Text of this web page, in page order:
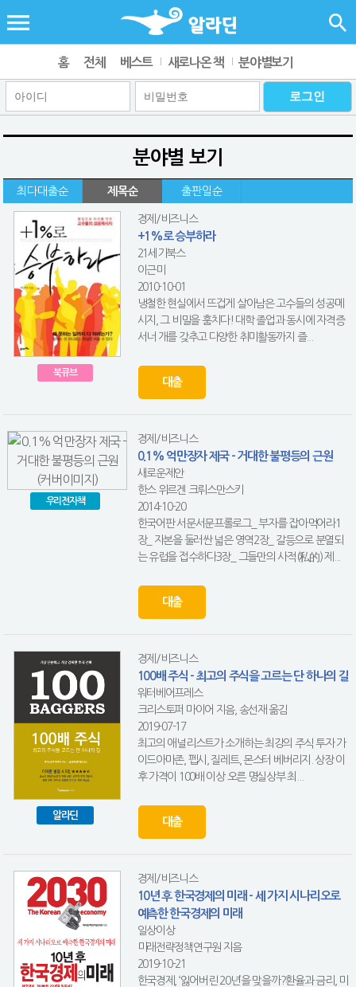
홈 전체 베스트 새로나온 책 분야별보기
분야별 보기
최다대출순 제목순 출판일순
북큐브
경제/비즈니스
+1%로 승부하라
21세기북스
이근미
2010-10-01
냉철한 현실에서 뜨겁게 살아남은 고수들의 성공메
시지, 그 비밀을 훔치다! 대학 졸업과 동시에 자격증
서너 개를 갖추고 다양한 취미활동까지 즐...
대출
우리전자책
경제/비즈니스
0.1% 억만장자 제국 - 거대한 불평등의 근원
새로운제안
한스 위르겐 크뤼스만스키
2014-10-20
한국어판 서문서문프롤로그_ 부자를 잡아먹어라1
장_ 자본을 둘러싼 넓은 영역2장_ 갈등으로 분열되
는 유럽을 접수하다3장_ 그들만의 사적(私的) 제...
대출
알라딘
경제/비즈니스
100배 주식 - 최고의 주식을 고르는 단 하나의 길
워터베어프레스
크리스토퍼 마이어 지음, 송선재 옮김
2019-07-17
최고의 애널리스트가 소개하는 최강의 주식 투자 가
이드아마존, 펩시, 질레트, 몬스터 베버리지. 상장 이
후 가격이 100배 이상 오른 명실상부 최...
대출
경제/비즈니스
10년 후 한국경제의 미래 - 세 가지 시나리오로
예측한 한국경제의 미래
일상이상
미래전략정책연구원 지음
2019-10-21
한국경제, ‘잃어버린 20년’을 맞을까?환율과 금리, 미